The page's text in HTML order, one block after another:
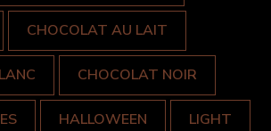
CHOCOLAT AU LAIT
CHOCOLAT NOIR
HALLOWEEN LIGHT